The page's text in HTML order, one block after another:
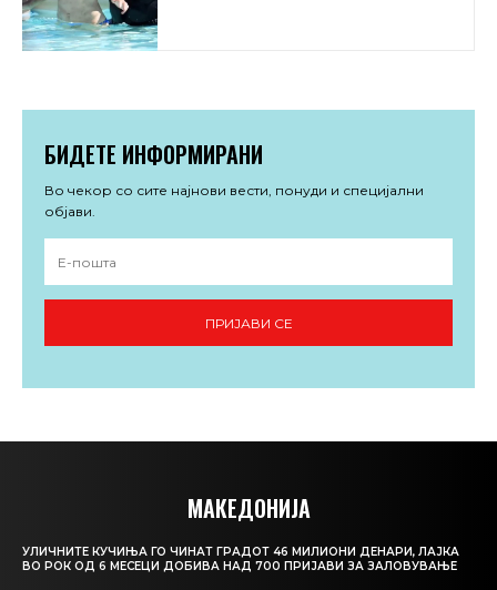
БИДЕТЕ ИНФОРМИРАНИ
Во чекор со сите најнови вести, понуди и специјални
објави.
ПРИЈАВИ СЕ
МАКЕДОНИЈА
УЛИЧНИТЕ КУЧИЊА ГО ЧИНАТ ГРАДОТ 46 МИЛИОНИ ДЕНАРИ, ЛАЈКА
ВО РОК ОД 6 МЕСЕЦИ ДОБИВА НАД 700 ПРИЈАВИ ЗА ЗАЛОВУВАЊЕ